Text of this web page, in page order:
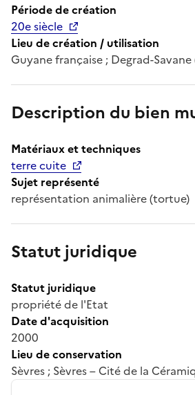
Période de création
20e siècle
Lieu de création / utilisation
Guyane française ; Degrad-
Description du bien
Matériaux et techniques
terre cuite
Sujet représenté
représentation animalière (tortue)
Statut juridique
Statut juridique
propriété de l'Etat
Date d'acquisition
2000
Lieu de conservation
Sèvres ; Sèvres – Cité de la